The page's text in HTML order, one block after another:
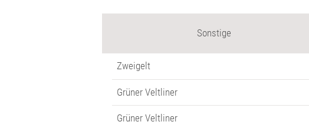
Sonstige
Zweigelt
Grüner Veltliner
Grüner Veltliner